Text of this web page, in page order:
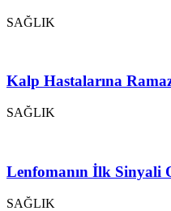
SAĞLIK
Kalp Hastalarına
SAĞLIK
Lenfomanın İlk Sinyali
SAĞLIK